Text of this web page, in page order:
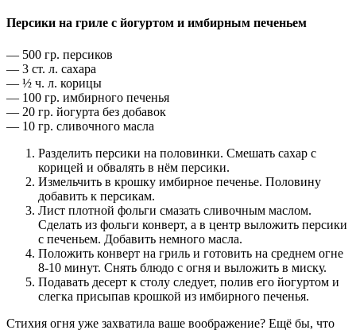
Персики на гриле с йогуртом и имбирным печеньем
— 500 гр. персиков
— 3 ст. л. сахара
— ½ ч. л. корицы
— 100 гр. имбирного печенья
— 20 гр. йогурта без добавок
— 10 гр. сливочного масла
Разделить персики на половинки. Смешать сахар с
корицей и обвалять в нём персики.
Измельчить в крошку имбирное печенье. Половину
добавить к персикам.
Лист плотной фольги смазать сливочным маслом.
Сделать из фольги конверт, а в центр выложить персики
с печеньем. Добавить немного масла.
Положить конверт на гриль и готовить на среднем огне
8-10 минут. Снять блюдо с огня и выложить в миску.
Подавать десерт к столу следует, полив его йогуртом и
слегка присыпав крошкой из имбирного печенья.
Стихия огня уже захватила ваше воображение? Ещё бы, что